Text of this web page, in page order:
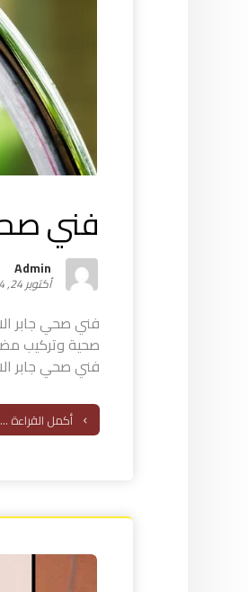
فني صحي
Admin
أكتوبر 24, 2024
فني صحي جابر
صحية وتركيب
فني صحي جابر
أكمل القراءة ...